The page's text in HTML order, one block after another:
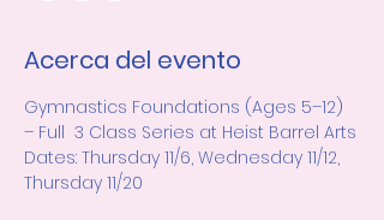
Acerca del evento
Gymnastics Foundations (Ages 5–12)
– Full  3 Class Series at Heist Barrel Arts
Dates: Thursday 11/6, Wednesday 11/12,
Thursday 11/20